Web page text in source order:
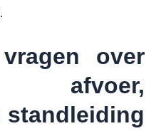
over
afvoer,